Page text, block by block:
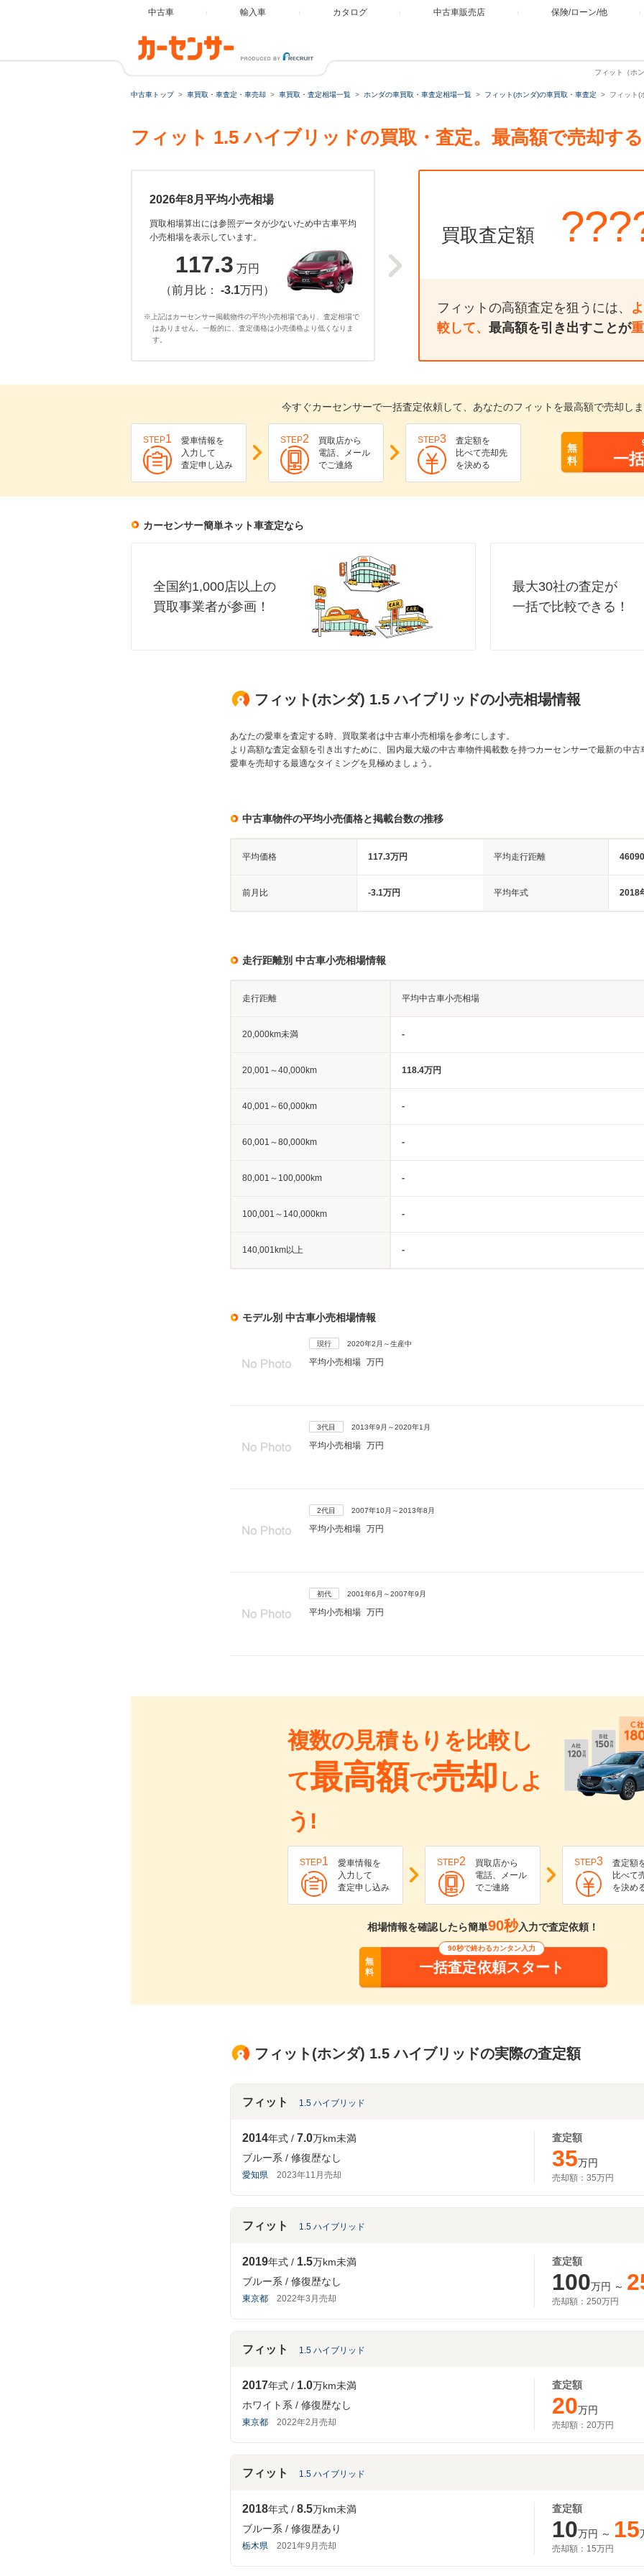
中古車 輸入車 カタログ 中古車販売店 保険/ローン/他
フィット（ホ
中古車トップ 車買取・車査定・車売却 車買取・査定相場一覧 ホンダの車買取・車査定相場一覧 フィット(ホンダ)の車買取・車査定 フィット(
フィット 1.5 ハイブリッドの買取・査定。最高額で売却す
2026年8月平均小売相場
買取相場算出には参照データが少ないため中古車平均
小売相場を表示しています。
117.3 万円
（前月比： -3.1万円）
※上記はカーセンサー掲載物件の平均小売相場であり、査定相場で
はありません。一般的に、査定価格は小売価格より低くなりま
す。
買取査定額
フィットの高額査定を狙うには、
較して、 最高額を引き出すことが
今すぐカーセンサーで一括査定依頼して、あなたのフィットを最高額で売却しま
STEP1
愛車情報を
入力して
査定申し込み
STEP2
買取店から
電話、メール
でご連絡
STEP3
査定額を
比べて売却先
を決める
無
料
一
カーセンサー簡単ネット車査定なら
全国約1,000店以上の
買取事業者が参画！
最大30社の査定が
一括で比較できる！
フィット(ホンダ) 1.5 ハイブリッドの小売相場情報
あなたの愛車を査定する時、買取業者は中古車小売相場を参考にします。
より高額な査定金額を引き出すために、国内最大級の中古車物件掲載数を持つカーセンサーで最新の中古
愛車を売却する最適なタイミングを見極めましょう。
中古車物件の平均小売価格と掲載台数の推移
平均価格 117.3万円 平均走行距離
前月比 -3.1万円 平均年式 2018
走行距離別 中古車小売相場情報
走行距離 平均中古車小売相場
20,000km未満 -
20,001～40,000km 118.4万円
40,001～60,000km -
60,001～80,000km -
80,001～100,000km -
100,001～140,000km -
140,001km以上 -
モデル別 中古車小売相場情報
現行 2020年2月～生産中
平均小売相場 万円
3代目 2013年9月～2020年1月
平均小売相場 万円
2代目 2007年10月～2013年8月
平均小売相場 万円
初代 2001年6月～2007年9月
平均小売相場 万円
複数の見積もりを比較し
て最高額で売却 しよ
う!
STEP1
愛車情報を
入力して
査定申し込み
STEP2
買取店から
電話、メール
でご連絡
STEP3
査定額
比べて
を決め
相場情報を確認したら簡単90秒入力で査定依頼！
無
料
90秒で終わるカンタン入力
一括査定依頼スタート
フィット(ホンダ) 1.5 ハイブリッドの実際の査定額
フィット 1.5 ハイブリッド
2014年式 7.0万km未満
ブルー系
修復歴なし
愛知県 2023年11月売却
査定額
35万円
売却額： 35万円
フィット 1.5 ハイブリッド
2019年式 1.5万km未満
ブルー系
修復歴なし
東京都 2022年3月売却
査定額
100万円 ～
売却額： 250万円
フィット 1.5 ハイブリッド
2017年式 1.0万km未満
ホワイト系
修復歴なし
東京都 2022年2月売却
査定額
20万円
売却額： 20万円
フィット 1.5 ハイブリッド
2018年式 8.5万km未満
ブルー系
修復歴あり
栃木県 2021年9月売却
査定額
10万円 ～ 15
売却額： 15万円